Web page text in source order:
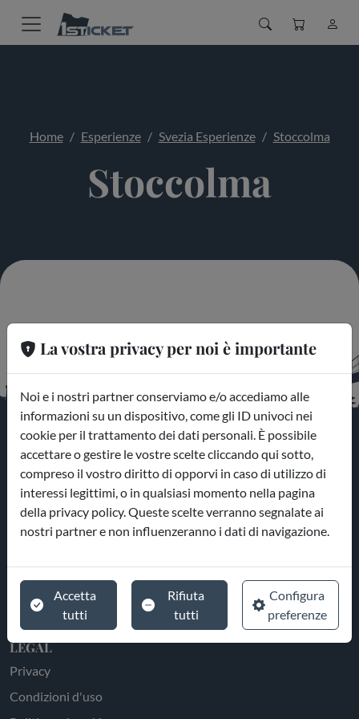
Home Esperienze Svezia Esperienze Stoccolma
Stoccolma
ESPLORA
Parchi
Portale Agenzie
LEGAL
Privacy
Condizioni d'uso
La vostra privacy per noi è importante
Noi e i nostri partner conserviamo e/o accediamo alle
informazioni su un dispositivo, come gli ID univoci nei
cookie per il trattamento dei dati personali. È possibile
accettare o gestire le vostre scelte cliccando qui sotto,
compreso il vostro diritto di opporvi in caso di utilizzo di
interessi legittimi, o in qualsiasi momento nella pagina
della privacy policy. Queste scelte verranno segnalate ai
nostri partner e non influenzeranno i dati di navigazione.
Accetta
tutti
Rifiuta
tutti
Configura
preferenze